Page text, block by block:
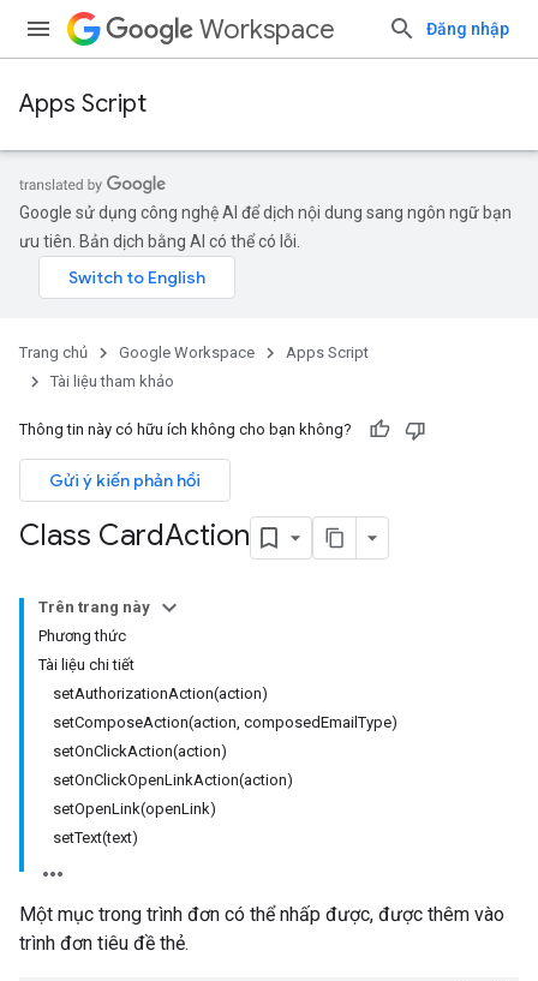
Workspace Đăng nhập
Apps Script
Google sử dụng công nghệ AI để dịch nội dung sang ngôn ngữ bạn
ưu tiên. Bản dịch bằng AI có thể có lỗi.
Trang chủ Google Workspace
Apps Script
Tài liệu tham khảo
Thông tin này có hữu ích không cho bạn không?
Gửi ý kiến phản hồi
Class CardAction
Trên trang này
Phương thức
Tài liệu chi tiết
setAuthorizationAction(action)
setComposeAction(action, composedEmailType)
setOnClickAction(action)
setOnClickOpenLinkAction(action)
setOpenLink(openLink)
setText(text)
Một mục trong trình đơn có thể nhấp được, được thêm vào
trình đơn tiêu đề thẻ.